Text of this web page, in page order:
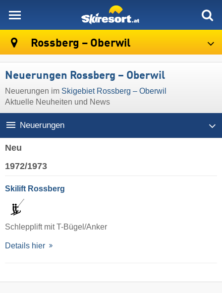
Rossberg – Oberwil
Neuerungen Rossberg – Oberwil
Neuerungen im Skigebiet Rossberg – Oberwil
Aktuelle Neuheiten und News
Neuerungen
Neu
1972/1973
Skilift Rossberg
Schlepplift mit T-Bügel/Anker
Details hier